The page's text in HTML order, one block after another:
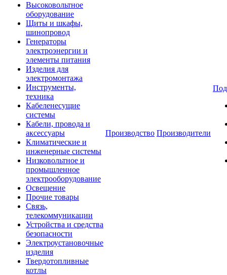
Высоковольтное
оборудование
Щиты и шкафы,
шинопровод
Генераторы
электроэнергии и
элементы питания
Изделия для
электромонтажа
Инструменты,
техника
Кабеленесущие
системы
Кабели, провода и
аксессуары
Климатические и
инженерные системы
Низковольтное и
промышленное
электрооборудование
Освещение
Прочие товары
Связь,
телекоммуникации
Устройства и средства
безопасности
Электроустановочные
изделия
Твердотопливные
котлы
Производство Производители